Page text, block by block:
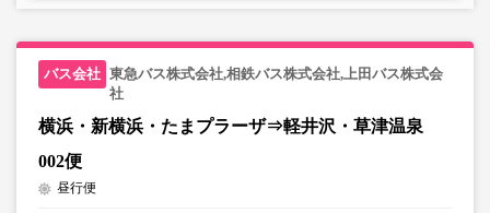
東急バス株式会社,相鉄バス株式会社,上田バス株式会
社
横浜・新横浜・たまプラーザ⇒軽井沢・草津温泉
002便
昼行便